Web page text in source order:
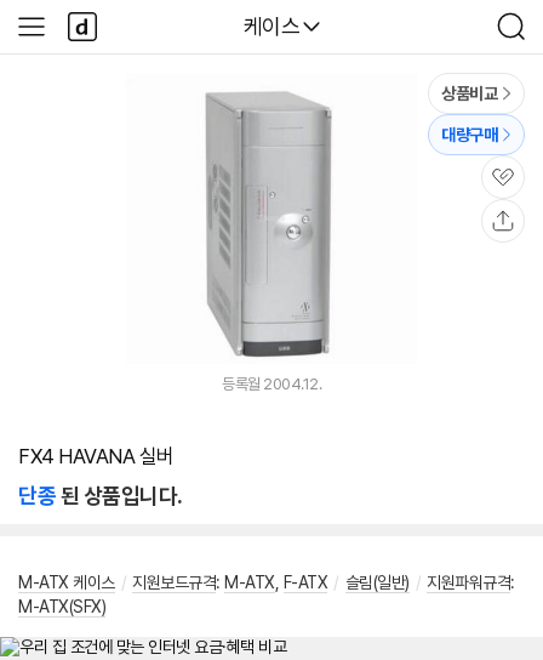
다나와
케이스
검
색
사
이
다
나
와
상품비교
대량구매
관
심
등록월 2004.12.
FX4 HAVANA 실버
단종된 상품입니다.
M-ATX 케이스 / 지원보드규격: M-ATX F-ATX / 슬림(일반) / 지원파워규격:
M-ATX(SFX)